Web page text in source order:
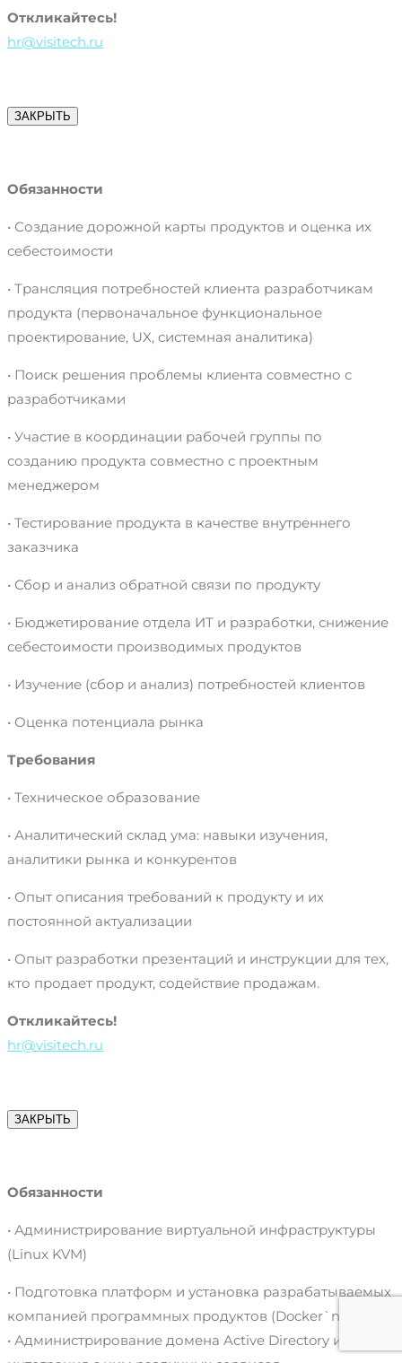
Откликайтесь!
hr@visitech.ru
ЗАКРЫТЬ
Обязанности
• Создание дорожной карты продуктов и оценка их
себестоимости
• Трансляция потребностей клиента разработчикам
продукта (первоначальное функциональное
проектирование, UX, системная аналитика)
• Поиск решения проблемы клиента совместно с
разработчиками
• Участие в координации рабочей группы по
созданию продукта совместно с проектным
менеджером
• Тестирование продукта в качестве внутреннего
заказчика
• Сбор и анализ обратной связи по продукту
• Бюджетирование отдела ИТ и разработки, снижение
себестоимости производимых продуктов
• Изучение (сбор и анализ) потребностей клиентов
• Оценка потенциала рынка
Требования
• Техническое образование
• Аналитический склад ума: навыки изучения,
аналитики рынка и конкурентов
• Опыт описания требований к продукту и их
постоянной актуализации
• Опыт разработки презентаций и инструкции для тех,
кто продает продукт, содействие продажам.
Откликайтесь!
hr@visitech.ru
ЗАКРЫТЬ
Обязанности
• Администрирование виртуальной инфраструктуры
(Linux KVM)
• Подготовка платформ и установка разрабатываемых
компанией программных продуктов (Docker`n
• Администрирование домена Active Directory и